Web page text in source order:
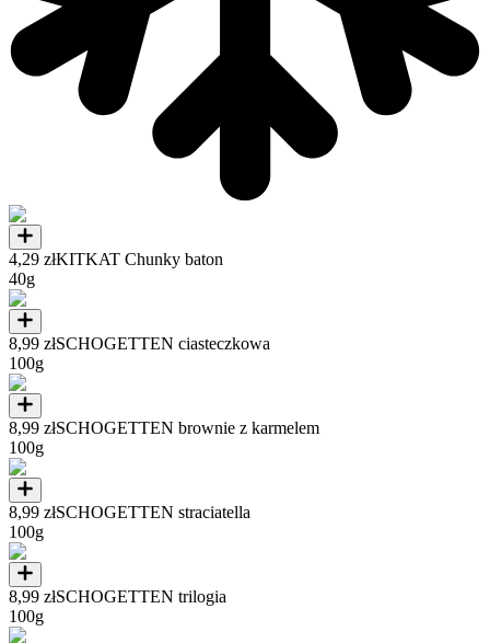
4,29 złKITKAT Chunky baton
40g
8,99 złSCHOGETTEN ciasteczkowa
100g
8,99 złSCHOGETTEN brownie z karmelem
100g
8,99 złSCHOGETTEN straciatella
100g
8,99 złSCHOGETTEN trilogia
100g